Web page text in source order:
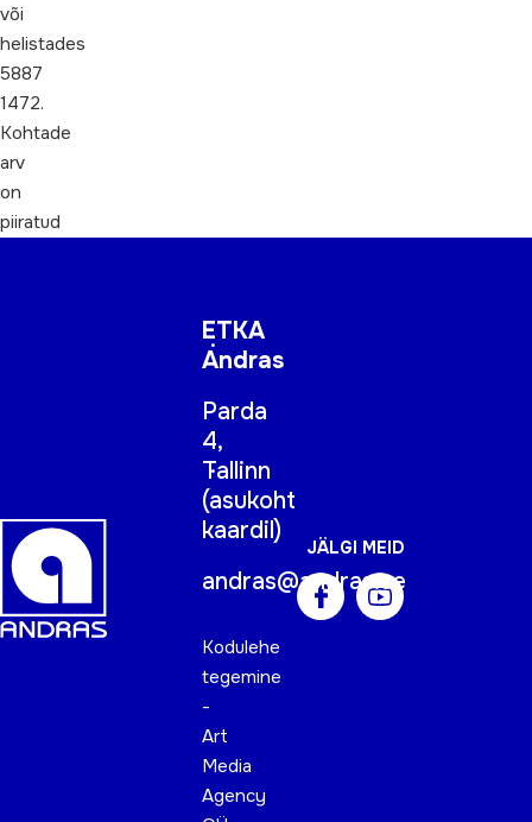
või
helistades
5887
1472.
Kohtade
arv
on
piiratud
ETKA
Andras
Parda
4,
Tallinn
(asukoht
kaardil)
andras@andras.ee
Kodulehe
tegemine
-
Art
Media
Agency
JÄLGI MEID